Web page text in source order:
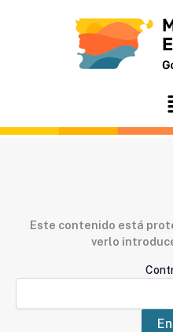
Este contenido está
verlo